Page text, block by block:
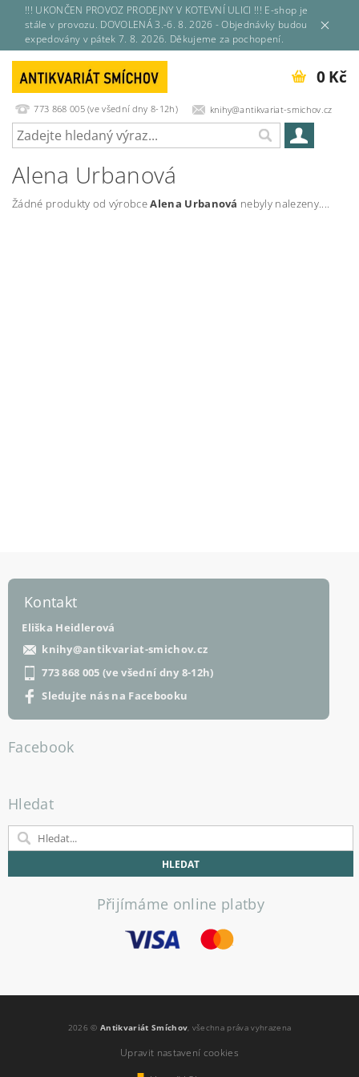
!!! UKONČEN PROVOZ PRODEJNY V KOTEVNÍ ULICI !!! E-shop je
stále v provozu. DOVOLENÁ 3.-6. 8. 2026 - Objednávky budou
expedovány v pátek 7. 8. 2026. Děkujeme za pochopení.
773 868 005 (ve všední dny 8-12h) knihy@antikvariat-smichov.cz
0 Kč
Alena Urbanová
Žádné produkty od výrobceAlena Urbanová nebyly nalezeny....
Kontakt
Eliška Heidlerová
knihy@antikvariat-smichov.cz
773 868 005 (ve všední dny 8-12h)
Sledujte nás na Facebooku
Facebook
Hledat
Přijímáme online platby
2026 ©Antikvariát Smíchov , všechna práva vyhrazena
Upravit nastavení cookies